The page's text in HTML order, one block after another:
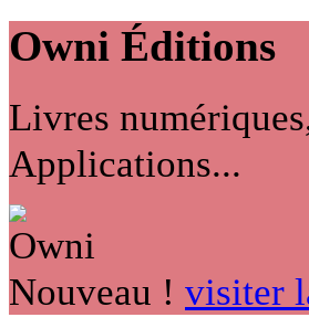
Owni Éditions
Livres
Applications...
Nouveau ! visiter